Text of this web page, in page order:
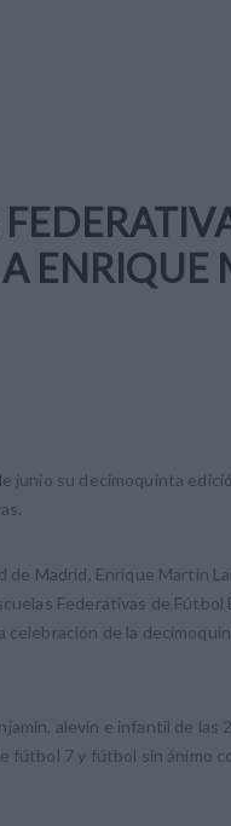
ENRIQUE
junio su decimoquinta
de Madrid, Enrique Martín
Federativas de Fútbol
de la
alevín e infantil de las
fútbol 7 y fútbol sin ánimo